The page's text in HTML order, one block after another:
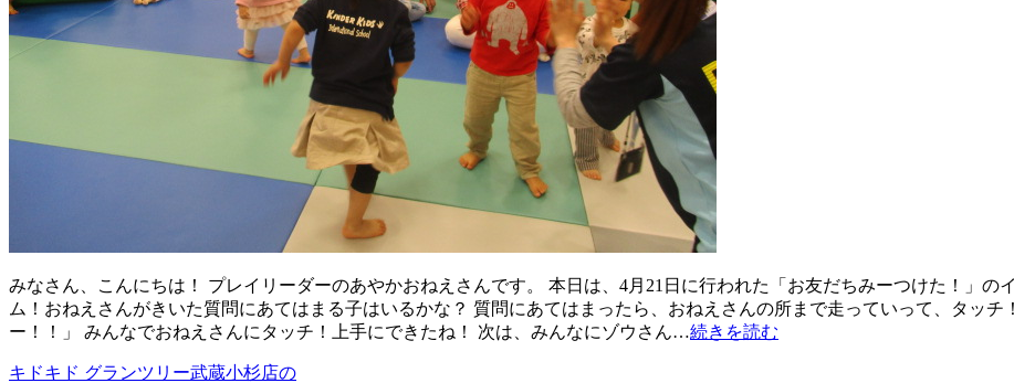
みなさん、こんにちは！ プレイリーダーのあやかおねえさんです。 本日は、4月21日に行われた「お友だちみーつけた！」
ム！おねえさんがきいた質問にあてはまる子はいるかな？ 質問にあてはまったら、おねえさんの所まで走っていって、タッ
ー！！」 みんなでおねえさんにタッチ！上手にできたね！ 次は、みんなにゾウさん…続きを読む
キドキド グランツリー武蔵小杉店の